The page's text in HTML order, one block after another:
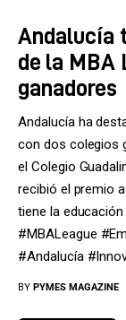
Andalucía
de la MBA
ganadores
Andalucía ha
con dos colegios
el Colegio
recibió el premio
tiene la
#MBALeague
#Andalucía
BY PYMES MAGAZINE